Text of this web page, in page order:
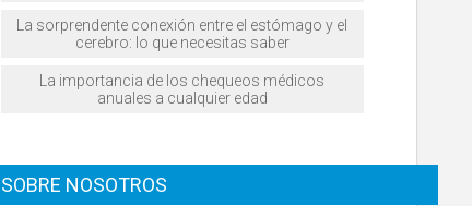
La sorprendente conexión entre el estómago y el
cerebro: lo que necesitas saber
La importancia de los chequeos médicos
anuales a cualquier edad
SOBRE NOSOTROS